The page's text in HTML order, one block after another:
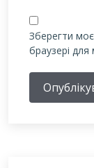
Зберегти
браузері